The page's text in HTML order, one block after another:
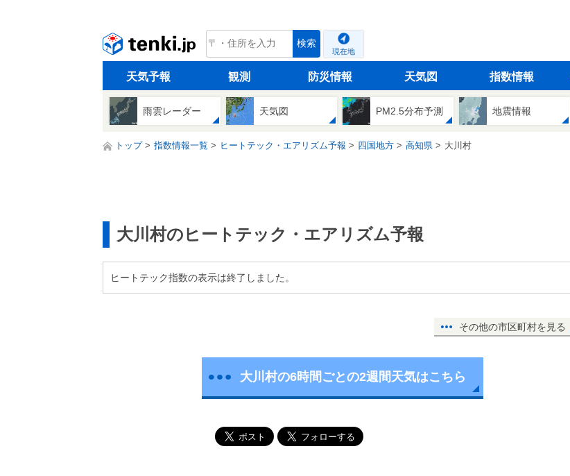
tenki.jp 検索
現在地
天気予報 観測 防災情報 天気図 指数情報
雨雲レーダー 天気図 PM2.5分布予測 地震情報
トップ 指数情報一覧 ヒートテック・エアリズム予報 四国地方 高知県 大川村
大川村のヒートテック・エアリズム予報
ヒートテック指数の表示は終了しました。
その他の市区町村を見る
大川村の6時間ごとの2週間天気はこちら